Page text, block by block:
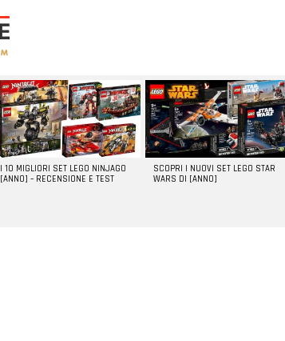
I 10 MIGLIORI SET LEGO NINJAGO
[ANNO] – RECENSIONE E TEST
SCOPRI I NUOVI SET LEGO STAR
WARS DI [ANNO]